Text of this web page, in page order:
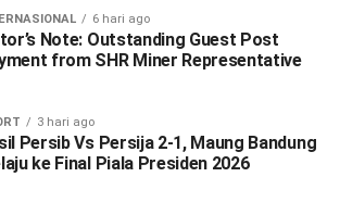
6 hari ago
Note: Outstanding Guest Post
from SHR Miner Representative
3 hari ago
Persib Vs Persija 2-1, Maung Bandung
ke Final Piala Presiden 2026